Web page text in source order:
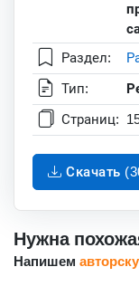
Раздел:
Тип:
Страниц:
Скачать
Нужна
Напишем